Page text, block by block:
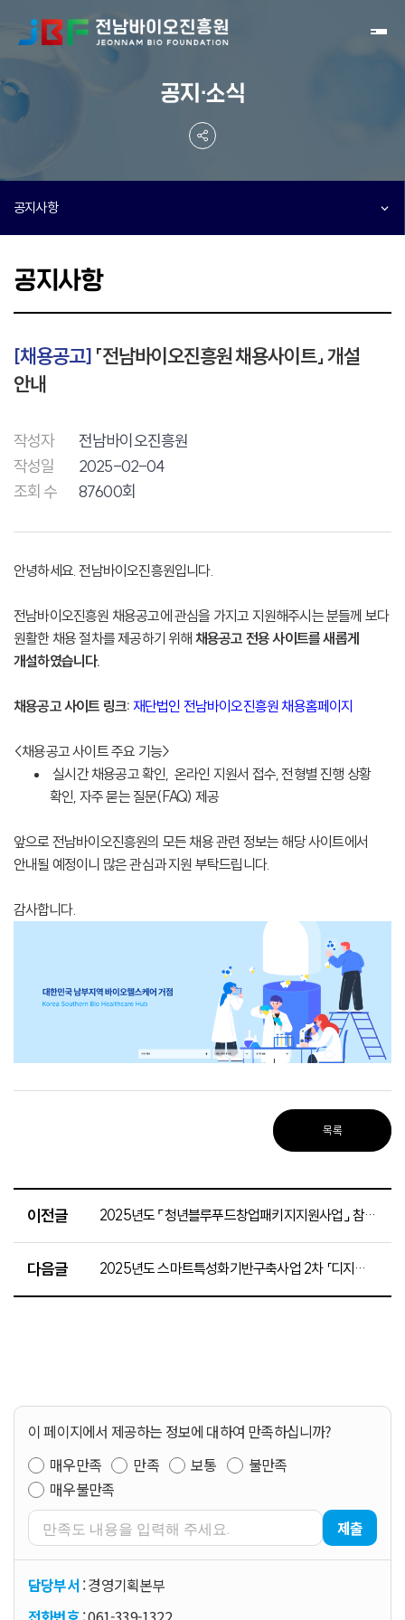
공지·소식
공지사항
공지사항
[채용공고] 「전남바이오진흥원 채용사이트」 개설
안내
작성자
전남바이오진흥원
작성일
2025-02-04
조회 수
87600회
안녕하세요. 전남바이오진흥원입니다.
전남바이오진흥원 채용공고에 관심을 가지고 지원해주시는 분들께 보다
원활한 채용 절차를 제공하기 위해 채용공고 전용 사이트를 새롭게
개설하였습니다.
채용공고 사이트 링크: 재단법인 전남바이오진흥원 채용홈페이지
<채용공고 사이트 주요 기능>
실시간 채용공고 확인, 온라인 지원서 접수,전형별 진행 상황
확인, 자주 묻는 질문(FAQ) 제공
앞으로 전남바이오진흥원의 모든 채용 관련 정보는 해당 사이트에서
안내될 예정이니 많은 관심과 지원 부탁드립니다.
감사합니다.
목록
이전글 2025년도 ⌜청년블루푸드창업패키지지원사업⌟ 참가 모집 공고
다음글 2025년도 스마트특성화기반구축사업 2차 「디지털 연계 흡수성소재 융복합의료산업 기반구축 사업」 수혜기업 모집 공고
이 페이지에서 제공하는 정보에 대하여 만족하십니까?
매우만족
만족 보통
불만족
매우불만족
제출
담당부서: 경영기획본부